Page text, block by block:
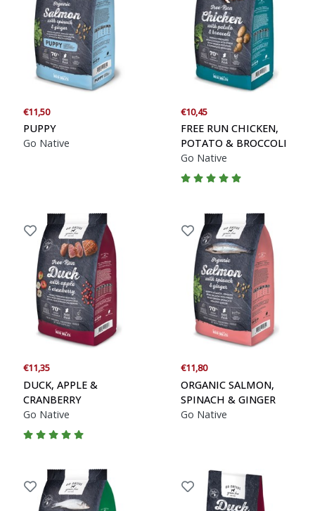
€11,50
PUPPY
Go Native
€10,45
FREE RUN CHICKEN,
POTATO & BROCCOLI
Go Native
€11,35
DUCK, APPLE &
CRANBERRY
Go Native
€11,80
ORGANIC SALMON,
SPINACH & GINGER
Go Native